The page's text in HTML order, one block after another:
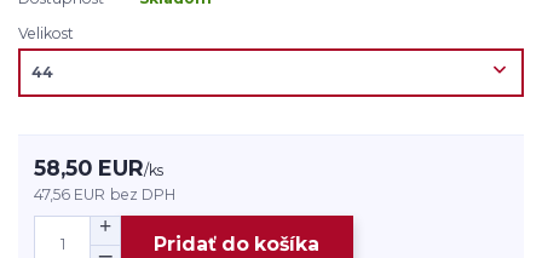
Velikost
58,50 EUR/ks
47,56 EUR bez DPH
Pridať do košíka